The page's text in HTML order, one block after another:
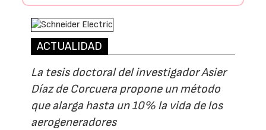
ACTUALIDAD
La tesis doctoral del investigador Asier
Díaz de Corcuera propone un método
que alarga hasta un 10% la vida de los
aerogeneradores